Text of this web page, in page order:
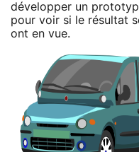
développer un
pour voir si le résultat
ont en vue.